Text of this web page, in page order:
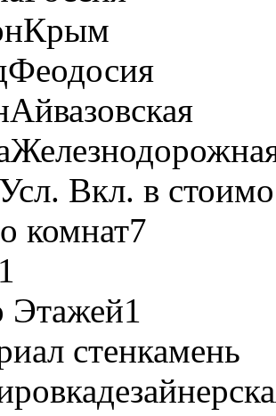
Крым
Феодосия
Айвазовская
Вкл. в
комнат7
1
Этажей1
стенкамень